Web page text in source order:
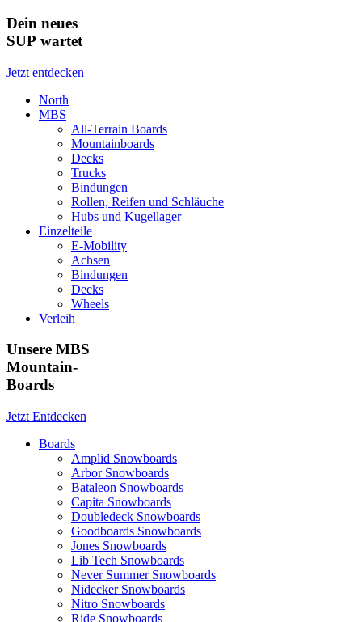
Dein neues
SUP wartet
Jetzt entdecken
North
MBS
All-Terrain Boards
Mountainboards
Decks
Trucks
Bindungen
Rollen, Reifen und Schläuche
Hubs und Kugellager
Einzelteile
E-Mobility
Achsen
Bindungen
Decks
Wheels
Verleih
Unsere MBS
Mountain-
Boards
Jetzt Entdecken
Boards
Amplid Snowboards
Arbor Snowboards
Bataleon Snowboards
Capita Snowboards
Doubledeck Snowboards
Goodboards Snowboards
Jones Snowboards
Lib Tech Snowboards
Never Summer Snowboards
Nidecker Snowboards
Nitro Snowboards
Ride Snowboards